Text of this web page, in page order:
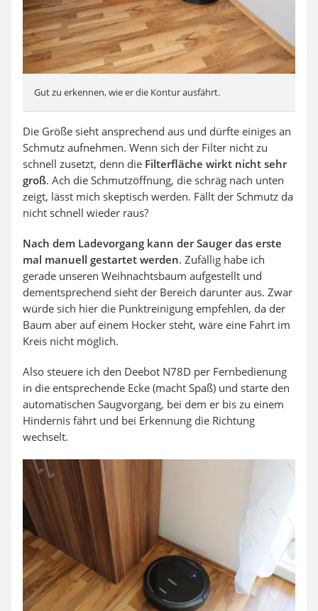
Gut zu erkennen, wie er die Kontur ausfährt.
Die Größe sieht ansprechend aus und dürfte einiges an
Schmutz aufnehmen. Wenn sich der Filter nicht zu
schnell zusetzt, denn die Filterfläche wirkt nicht sehr
groß. Ach die Schmutzöffnung, die schräg nach unten
zeigt, lässt mich skeptisch werden. Fällt der Schmutz da
nicht schnell wieder raus?
Nach dem Ladevorgang kann der Sauger das erste
mal manuell gestartet werden. Zufällig habe ich
gerade unseren Weihnachtsbaum aufgestellt und
dementsprechend sieht der Bereich darunter aus. Zwar
würde sich hier die Punktreinigung empfehlen, da der
Baum aber auf einem Hocker steht, wäre eine Fahrt im
Kreis nicht möglich.
Also steuere ich den Deebot N78D per Fernbedienung
in die entsprechende Ecke (macht Spaß) und starte den
automatischen Saugvorgang, bei dem er bis zu einem
Hindernis fährt und bei Erkennung die Richtung
wechselt.